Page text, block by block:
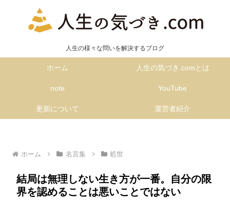
人生の様々な問いを解決するブログ
ホーム 人生の気づき.comとは
note YouTube
更新について 運営者紹介
ホーム 名言集 処世
結局は無理しない生き方が一番。自分の限
界を認めることは悪いことではない